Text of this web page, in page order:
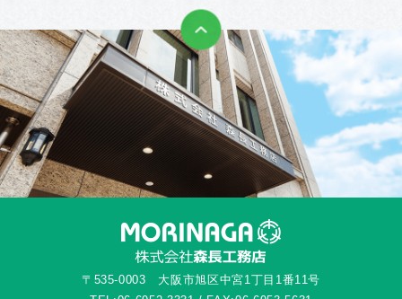
〒535-0003 大阪市旭区中宮1丁目1番11号